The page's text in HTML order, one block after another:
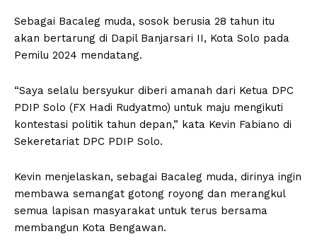
Sebagai Bacaleg muda, sosok berusia 28 tahun itu
akan bertarung di Dapil Banjarsari II, Kota Solo pada
Pemilu 2024 mendatang.
“Saya selalu bersyukur diberi amanah dari Ketua DPC
PDIP Solo (FX Hadi Rudyatmo) untuk maju mengikuti
kontestasi politik tahun depan,” kata Kevin Fabiano di
Sekeretariat DPC PDIP Solo.
Kevin menjelaskan, sebagai Bacaleg muda, dirinya ingin
membawa semangat gotong royong dan merangkul
semua lapisan masyarakat untuk terus bersama
membangun Kota Bengawan.